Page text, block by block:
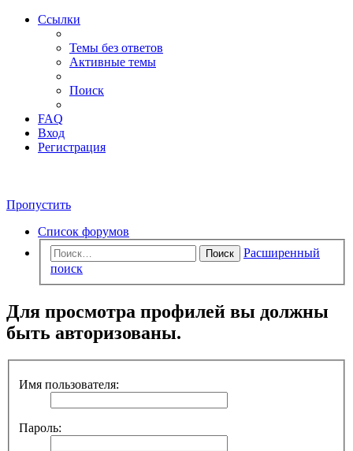
Ссылки
Темы без ответов
Активные темы
Поиск
FAQ
Вход
Регистрация
Пропустить
Список форумов
Поиск
Расширенный
поиск
Для просмотра профилей вы должны
быть авторизованы.
Имя пользователя:
Пароль: